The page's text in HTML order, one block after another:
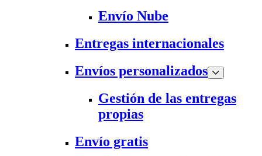
Envío Nube
Entregas internacionales
Envíos personalizados
Gestión de las entregas
propias
Envío gratis